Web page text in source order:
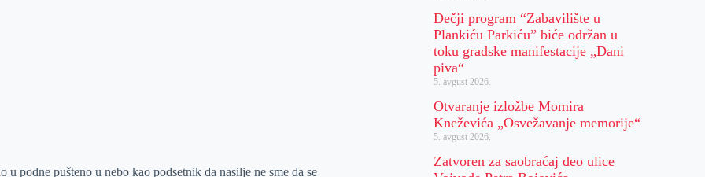
u podne pušteno u nebo kao podsetnik da nasilje ne sme da se
Dečji program “Zabavilište u
Plankiću Parkiću” biće održan u
toku gradske manifestacije „Dani
piva“
5. avgust 2026.
Otvaranje izložbe Momira
Kneževića „Osvežavanje memorije“
5. avgust 2026.
Zatvoren za saobraćaj deo ulice